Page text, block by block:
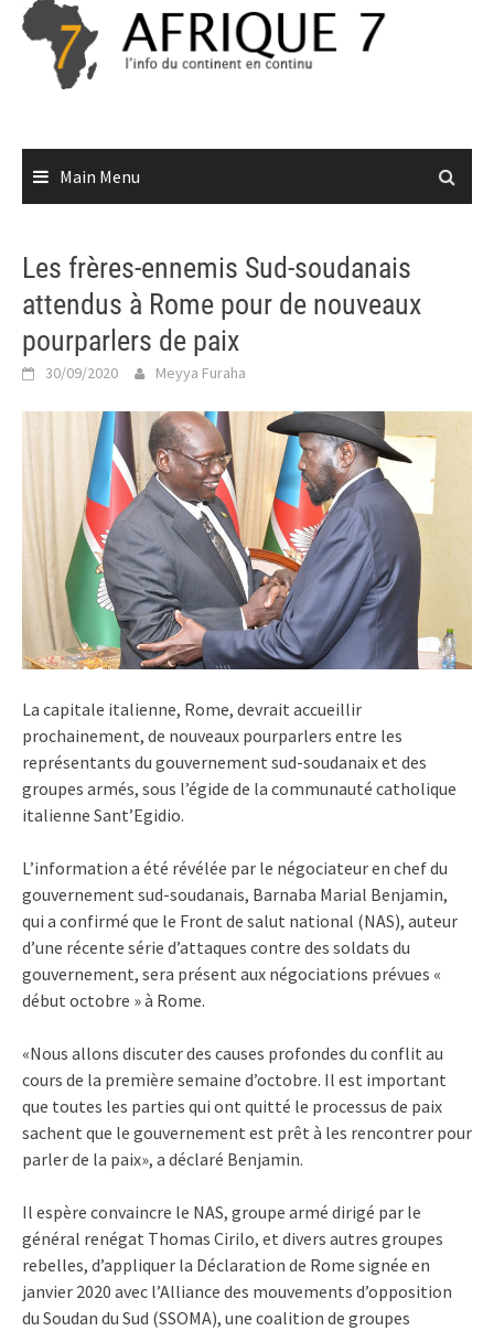
Skip
content
Main Menu
Les frères-ennemis Sud-soudanais
attendus à Rome pour de nouveaux
pourparlers de paix
30/09/2020 Meyya Furaha
La capitale italienne, Rome, devrait accueillir
prochainement, de nouveaux pourparlers entre les
représentants du gouvernement sud-soudanaix et des
groupes armés, sous l’égide de la communauté catholique
italienne Sant’Egidio.
L’information a été révélée par le négociateur en chef du
gouvernement sud-soudanais, Barnaba Marial Benjamin,
qui a confirmé que le Front de salut national (NAS), auteur
d’une récente série d’attaques contre des soldats du
gouvernement, sera présent aux négociations prévues «
début octobre » à Rome.
«Nous allons discuter des causes profondes du conflit au
cours de la première semaine d’octobre. Il est important
que toutes les parties qui ont quitté le processus de paix
sachent que le gouvernement est prêt à les rencontrer pour
parler de la paix», a déclaré Benjamin.
Il espère convaincre le NAS, groupe armé dirigé par le
général renégat Thomas Cirilo, et divers autres groupes
rebelles, d’appliquer la Déclaration de Rome signée en
janvier 2020 avec l’Alliance des mouvements d’opposition
du Soudan du Sud (SSOMA), une coalition de groupes